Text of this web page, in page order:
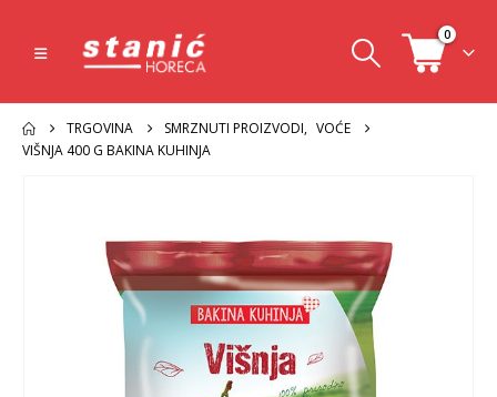
0
TRGOVINA SMRZNUTI PROIZVODI, VOĆE
VIŠNJA 400 G BAKINA KUHINJA